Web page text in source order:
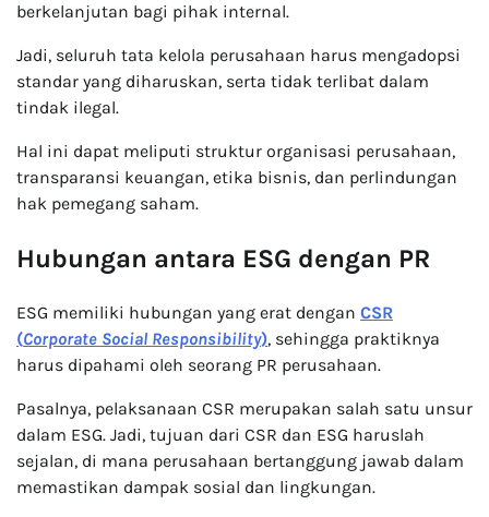
berkelanjutan bagi pihak internal.
Jadi, seluruh tata kelola perusahaan harus mengadopsi
standar yang diharuskan, serta tidak terlibat dalam
tindak ilegal.
Hal ini dapat meliputi struktur organisasi perusahaan,
transparansi keuangan, etika bisnis, dan perlindungan
hak pemegang saham.
Hubungan antara ESG dengan PR
ESG memiliki hubungan yang erat dengan CSR
(Corporate Social Responsibility), sehingga praktiknya
harus dipahami oleh seorang PR perusahaan.
Pasalnya, pelaksanaan CSR merupakan salah satu unsur
dalam ESG. Jadi, tujuan dari CSR dan ESG haruslah
sejalan, di mana perusahaan bertanggung jawab dalam
memastikan dampak sosial dan lingkungan.